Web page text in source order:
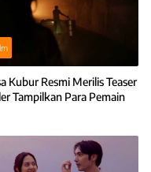
Kubur Resmi Merilis Teaser
Tampilkan Para Pemain